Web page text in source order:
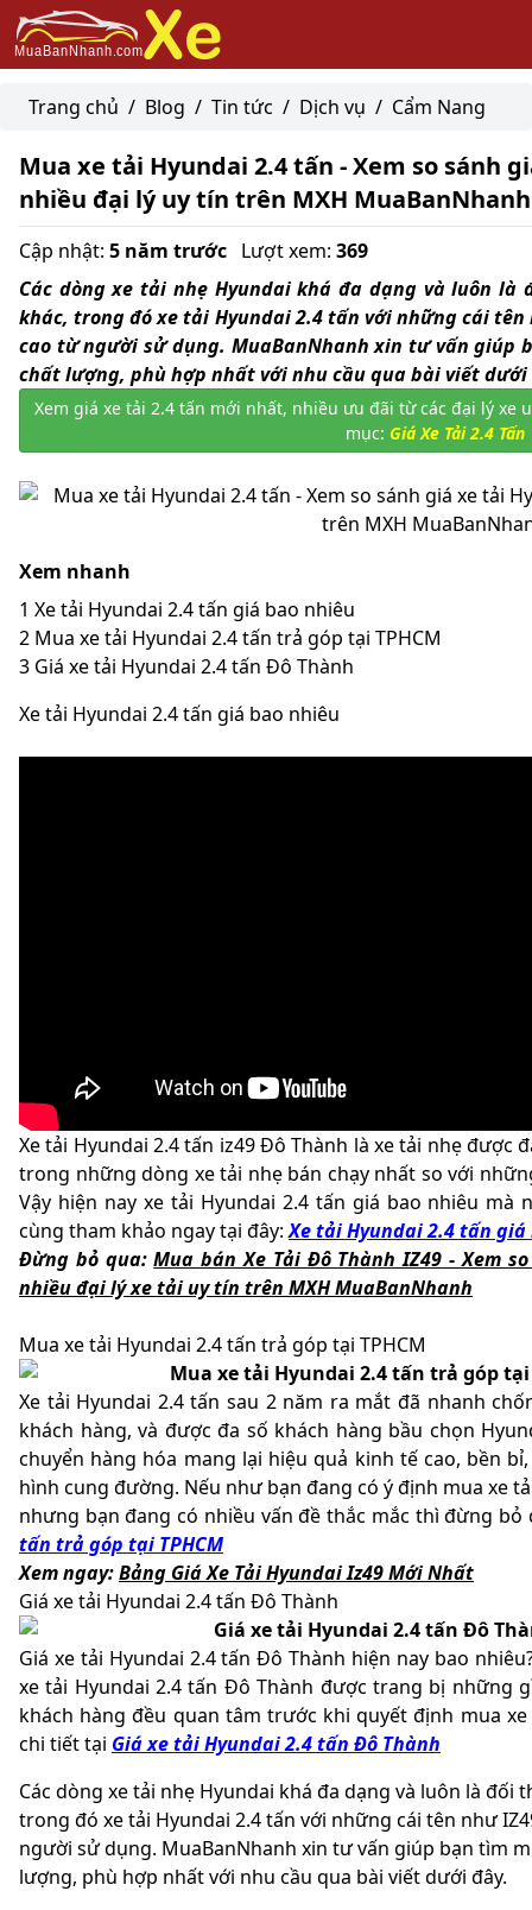
Trang chủ / Blog / Tin tức / Dịch vụ / Cẩm Nang
Mua xe tải Hyundai 2.4 tấn - Xem so sánh
nhiều đại lý uy tín trên MXH MuaBanNhanh
Cập nhật: 5 năm trước Lượt xem: 369
Các dòng xe tải nhẹ Hyundai khá đa dạng và luôn
khác, trong đó xe tải Hyundai 2.4 tấn với những cái
cao từ người sử dụng. MuaBanNhanh xin tư vấn giúp
chất lượng, phù hợp nhất với nhu cầu qua bài viết dưới
Xem giá xe tải 2.4 tấn mới nhất, nhiều ưu đãi từ các đại lý xe
mục: Giá Xe Tải 2.4 Tấn
Xem nhanh
1 Xe tải Hyundai 2.4 tấn giá bao nhiêu
2 Mua xe tải Hyundai 2.4 tấn trả góp tại TPHCM
3 Giá xe tải Hyundai 2.4 tấn Đô Thành
Xe tải Hyundai 2.4 tấn giá bao nhiêu
Xe tải Hyundai 2.4 tấn iz49 Đô Thành là xe tải nhẹ được
trong những dòng xe tải nhẹ bán chạy nhất so với
Vậy hiện nay xe tải Hyundai 2.4 tấn giá bao nhiêu mà
cùng tham khảo ngay tại đây:Xe tải Hyundai 2.4 tấn
Đừng bỏ qua:Mua bán Xe Tải Đô Thành IZ49 - Xem
nhiều đại lý xe tải uy tín trên MXH MuaBanNhanh
Mua xe tải Hyundai 2.4 tấn trả góp tại TPHCM
Xe tải Hyundai 2.4 tấn sau 2 năm ra mắt đã nhanh
khách hàng, và được đa số khách hàng bầu chọn
chuyển hàng hóa mang lại hiệu quả kinh tế cao, bền
hình cung đường. Nếu như bạn đang có ý định mua xe
nhưng bạn đang có nhiều vấn đề thắc mắc thì đừng
tấn trả góp tại TPHCM
Xem ngay:Bảng Giá Xe Tải Hyundai Iz49 Mới Nhất
Giá xe tải Hyundai 2.4 tấn Đô Thành
Giá xe tải Hyundai 2.4 tấn Đô Thành hiện nay bao
xe tải Hyundai 2.4 tấn Đô Thành được trang bị những
khách hàng đều quan tâm trước khi quyết định mua
chi tiết tại Giá xe tải Hyundai 2.4 tấn Đô Thành
Các dòng xe tải nhẹ Hyundai khá đa dạng và luôn là đối
trong đó xe tải Hyundai 2.4 tấn với những cái tên như
người sử dụng. MuaBanNhanh xin tư vấn giúp bạn tìm
lượng, phù hợp nhất với nhu cầu qua bài viết dưới đây.